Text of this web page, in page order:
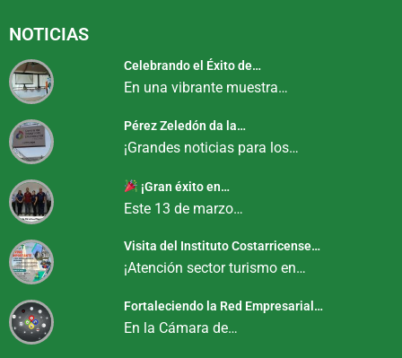
NOTICIAS
Celebrando el Éxito de…
En una vibrante muestra…
Pérez Zeledón da la…
¡Grandes noticias para los…
¡Gran éxito en…
Este 13 de marzo…
Visita del Instituto Costarricense…
¡Atención sector turismo en…
Fortaleciendo la Red Empresarial…
En la Cámara de…